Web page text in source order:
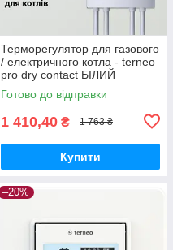
Терморегулятор для газового
/ електричного котла - terneo
pro dry contact БІЛИЙ
Готово до відправки
1 410,40 ₴ 1 763 ₴
Купити
–20%